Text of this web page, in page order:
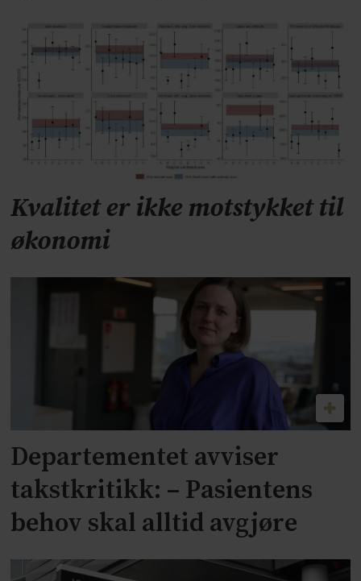
Kvalitet er ikke motstykket til
økonomi
Departementet avviser
takstkritikk: – Pasientens
behov skal alltid avgjøre